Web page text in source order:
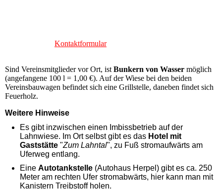
Kontaktformular
Sind Vereinsmitglieder vor Ort, ist Bunkern von Wasser möglich
(angefangene 100 l = 1,00 €). Auf der Wiese bei den beiden
Vereinsbauwagen befindet sich eine Grillstelle, daneben findet sich
Feuerholz.
Weitere Hinweise
Es gibt inzwischen einen Imbissbetrieb auf der
Lahnwiese. Im Ort selbst gibt es das Hotel mit
Gaststätte "Zum Lahntal", zu Fuß stromaufwärts am
Uferweg entlang.
Eine Autotankstelle (Autohaus Herpel) gibt es ca. 250
Meter am rechten Ufer stromabwärts, hier kann man mit
Kanistern Treibstoff holen.